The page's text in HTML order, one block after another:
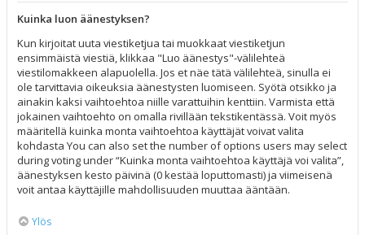
Kuinka luon äänestyksen?
Kun kirjoitat uuta viestiketjua tai muokkaat viestiketjun
ensimmäistä viestiä, klikkaa "Luo äänestys"-välilehteä
viestilomakkeen alapuolella. Jos et näe tätä välilehteä, sinulla ei
ole tarvittavia oikeuksia äänestysten luomiseen. Syötä otsikko ja
ainakin kaksi vaihtoehtoa niille varattuihin kenttiin. Varmista että
jokainen vaihtoehto on omalla rivillään tekstikentässä. Voit myös
määritellä kuinka monta vaihtoehtoa käyttäjät voivat valita
kohdasta You can also set the number of options users may select
during voting under “Kuinka monta vaihtoehtoa käyttäjä voi valita”,
äänestyksen kesto päivinä (0 kestää loputtomasti) ja viimeisenä
voit antaa käyttäjille mahdollisuuden muuttaa ääntään.
Ylös